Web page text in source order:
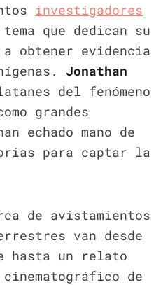
investigadores
que dedican su
obtener evidencia
Jonathan
del fenómeno
grandes
echado mano de
para captar la
de avistamientos
van desde
hasta un relato
de